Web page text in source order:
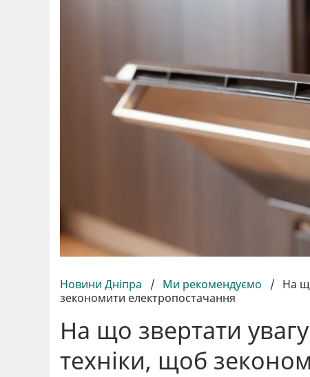
Новини Дніпра / Ми рекомендуємо / На
зекономити електропостачання
На що звертати
техніки, щоб